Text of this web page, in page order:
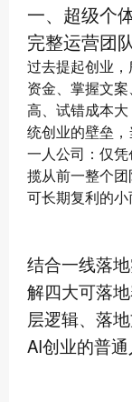
一、超级个
完整运营团
过去提起创业
资金、掌握文
高、试错成本
统创业的壁垒
一人公司：仅
揽从前一整个团
可长期复利的小
结合一线落
解四大可落
层逻辑、落
AI创业的普通